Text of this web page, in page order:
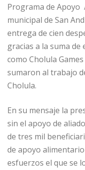
Programa de Apoyo
municipal de San
entrega de cien
gracias a la suma
como Cholula
sumaron al trabajo
Cholula.
En su mensaje la
sin el apoyo de
de tres mil
de apoyo
esfuerzos el que se